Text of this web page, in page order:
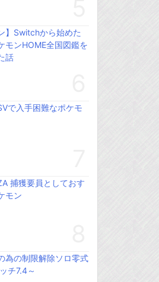
】Switchから始めた
モンHOME全国図鑑を
話
で入手困難なポケモ
捕獲要員としておす
モン
為の制限解除ソロ零式
チ7.4～